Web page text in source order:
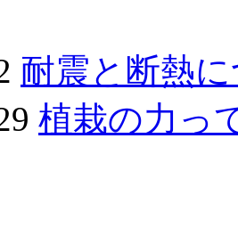
耐震と断熱
植栽の力っ